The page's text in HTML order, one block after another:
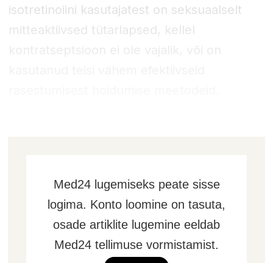
isotretinoiini kasutajatest on seksuaalselt
mitteaktiivsed tütarlapsed, kellel
Med24 lugemiseks peate sisse
logima. Konto loomine on tasuta,
osade artiklite lugemine eeldab
Med24 tellimuse vormistamist.